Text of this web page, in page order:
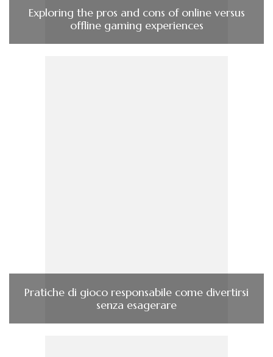
Exploring the pros and cons of online versus
offline gaming experiences
Pratiche di gioco responsabile come divertirsi
senza esagerare